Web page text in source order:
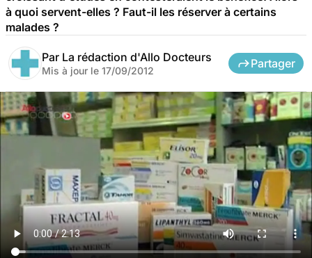
à quoi servent-elles ? Faut-il les réserver à certains
malades ?
Par La rédaction d'Allo Docteurs
Mis à jour le 17/09/2012
Partager